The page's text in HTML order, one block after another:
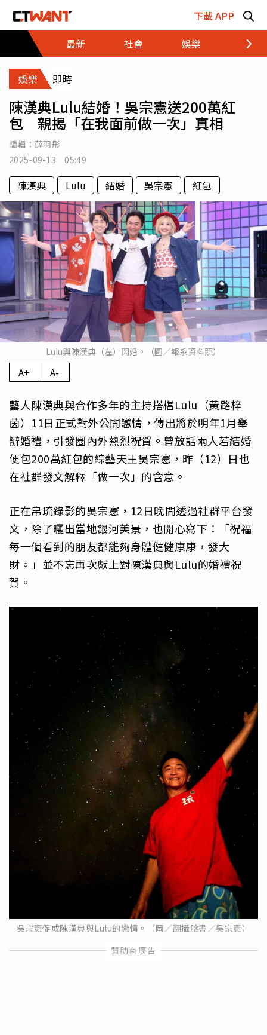
下載 APP
最新
社會 娛樂 財經
娛樂 即時
陳漢典Lulu結婚！吳宗憲送200萬紅
包 親揭「在我面前做一次」真相
編輯： 薛羽彤
2025-09-13 05:49
陳漢典 Lulu 結婚 吳宗憲 紅包
Lulu與陳漢典（左）閃婚。（圖／報系資料照）
A+ A-
藝人陳漢典與合作多年的主持搭檔Lulu（黃路梓
茵）11日正式對外公開戀情，傳出將於明年1月舉
辦婚禮，引發圈內外熱烈祝賀。曾放話兩人若結婚
便包200萬紅包的綜藝天王吳宗憲，昨（12）日也
在社群發文解釋「做一次」的含意。
正在帛琉錄影的吳宗憲，12日晚間透過社群平台發
文，除了曬出當地銀河美景，也開心寫下：「祝福
每一個看到的朋友都能夠身體健健康康，發大
財。」並不忘再次獻上對陳漢典與Lulu的婚禮祝
賀。
吳宗憲促成陳漢典與Lulu的戀情。（圖／翻攝臉書／吳宗憲）